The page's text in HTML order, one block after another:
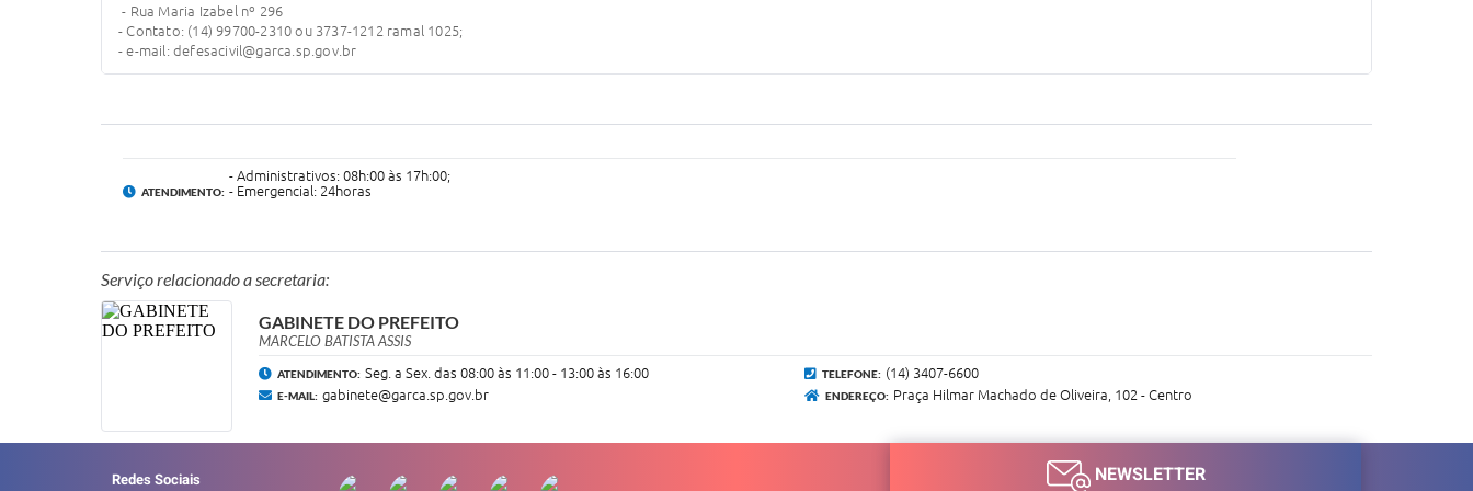
- Rua Maria Izabel nº 296
- Contato: (14) 99700-2310 ou 3737-1212 ramal 1025;
- e-mail: defesacivil@garca.sp.gov.br
ATENDIMENTO:
- Administrativos: 08h:00 às 17h:00;
- Emergencial: 24horas
Serviço relacionado a secretaria:
GABINETE DO PREFEITO
MARCELO BATISTA ASSIS
ATENDIMENTO: Seg. a Sex. das 08:00 às 11:00 - 13:00 às 16:00 TELEFONE: (14) 3407-6600
E-MAIL: gabinete@garca.sp.gov.br ENDEREÇO: Praça Hilmar Machado de Oliveira, 102 - Centro
Redes Sociais NEWSLETTER